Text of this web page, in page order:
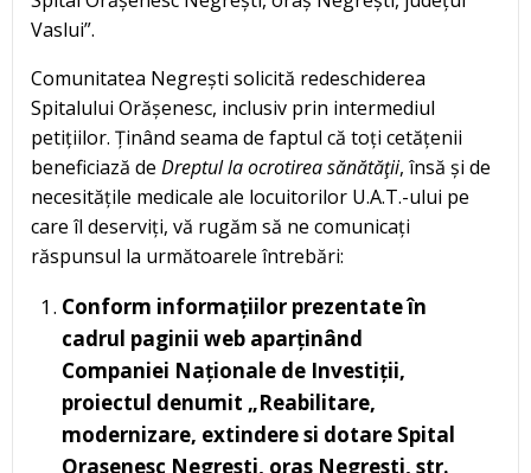
Vaslui”.
Comunitatea Negrești solicită redeschiderea
Spitalului Orășenesc, inclusiv prin intermediul
petițiilor. Ținând seama de faptul că toți cetățenii
beneficiază de Dreptul la ocrotirea sănătăţii, însă și de
necesitățile medicale ale locuitorilor U.A.T.-ului pe
care îl deserviți, vă rugăm să ne comunicați
răspunsul la următoarele întrebări:
Conform informațiilor prezentate în
cadrul paginii web aparținând
Companiei Naționale de Investiții,
proiectul denumit „Reabilitare,
modernizare, extindere si dotare Spital
Orasenesc Negresti, oras Negresti, str.